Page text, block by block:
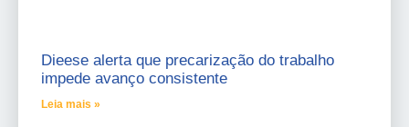
Dieese alerta que precarização do trabalho
impede avanço consistente
Leia mais »